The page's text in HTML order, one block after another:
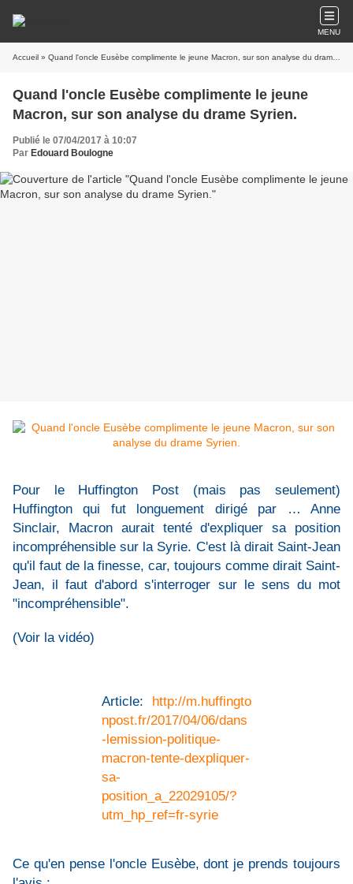
MENU
Accueil » Quand l'oncle Eusèbe complimente le jeune Macron, sur son analyse du drame Syrien.
Quand l'oncle Eusèbe complimente le jeune
Macron, sur son analyse du drame Syrien.
Publié le 07/04/2017 à 10:07
Par Edouard Boulogne
Pour le Huffington Post (mais pas seulement)
Huffington qui fut longuement dirigé par … Anne
Sinclair, Macron aurait tenté d'expliquer sa position
incompréhensible sur la Syrie. C'est là dirait Saint-Jean
qu'il faut de la finesse, car, toujours comme dirait Saint-
Jean, il faut d'abord s'interroger sur le sens du mot
"incompréhensible".
(Voir la vidéo)
Article: http://m.huffingto
npost.fr/2017/04/06/dans
-lemission-politique-
macron-tente-dexpliquer-
sa-
position_a_22029105/?
utm_hp_ref=fr-syrie
Ce qu'en pense l'oncle Eusèbe, dont je prends toujours